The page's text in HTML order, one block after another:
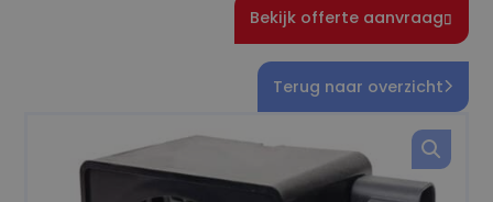
Bekijk offerte aanvraag
Terug naar overzicht